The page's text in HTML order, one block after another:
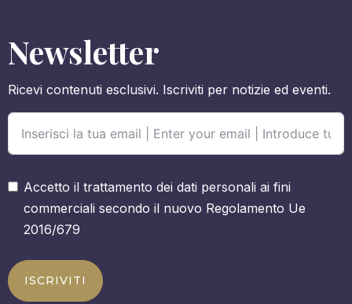
Newsletter
Ricevi contenuti esclusivi. Iscriviti per notizie ed eventi.
Accetto il trattamento dei dati personali ai fini
commerciali secondo il nuovo Regolamento Ue
2016/679
ISCRIVITI